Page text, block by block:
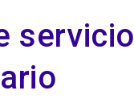
servicio